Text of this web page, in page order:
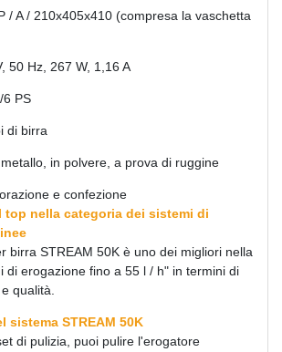
/ A / 210х405х410 (compresa la vaschetta
50 Hz, 267 W, 1,16 A
6 PS
di birra
metallo, in polvere, a prova di ruggine
e confezione
top nella categoria dei sistemi di
birra STREAM 50K è uno dei migliori nella
di erogazione fino a 55 l / h" in termini di
qualità.
sistema STREAM 50K
di pulizia, puoi pulire l'erogatore